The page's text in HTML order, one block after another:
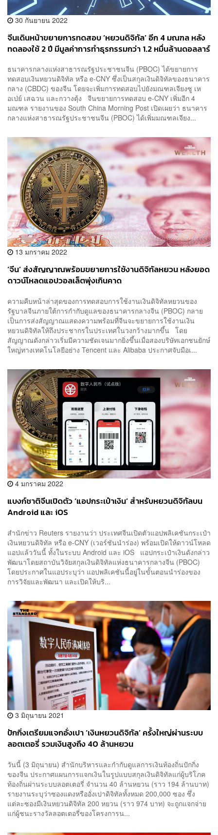
30 กันยายน 2022
จีนเดินหน้าขยายการทดสอบ ‘หยวนดิจิทัล’ อีก 4 มณฑล หลัง
ทดลองใช้ 2 ปี มีมูลค่าการทำธุรกรรมกว่า 1.2 หมื่นล้านดอลลาร์
ธนาคารกลางแห่งสาธารณรัฐประชาชนจีน (PBOC) ได้ขยายการ
ทดสอบเงินหยวนดิจิทัล หรือ e-CNY ซึ่งเป็นสกุลเงินดิจิทัลของธนาคาร
กลาง (CBDC) ของจีน โดยจะเพิ่มการทดสอบไปยังมณฑลเจียงซู เห
อเป่ย์ เสฉวน และกวางตุ้ง จีนขยายการทดสอบ e-CNY เพิ่มอีก 4
มณฑล รายงานของ South China Morning Post เปิดเผยว่า ธนาคาร
กลางแห่งสาธารณรัฐประชาชนจีน (PBOC) ได้เพิ่มมณฑลเจียง...
13 มกราคม 2022
‘จีน’ ส่งสัญญาณพร้อมขยายการใช้งานดิจิทัลหยวน หลังยอด
ดาวน์โหลดแอปวอลเล็ตพุ่งเกินคาด
ความคืบหน้าล่าสุดของการทดสอบการใช้งานเงินดิจิทัลหยวนของ
รัฐบาลจีนภายใต้การกำกับดูแลของธนาคารกลางจีน (PBOC) กลาย
เป็นการส่งสัญญาณแสดงความพร้อมที่จีนจะขยายการใช้งานเงิน
หยวนดิจิทัลให้ถึงประชากรในประเทศในวงกว้างมากขึ้น โดย
สัญญาณดังกล่าวเริ่มมีความชัดเจนมากยิ่งขึ้นเมื่อสองบริษัทเอกชนยักษ์
ใหญ่ทางเทคโนโลยีอย่าง Tencent และ Alibaba ประกาศจับมือเ...
4 มกราคม 2022
แบงก์ชาติจีนเปิดตัว ‘แอปกระเป๋าเงิน’ สำหรับหยวนดิจิทัลบน
Android และ iOS
สำนักข่าว Reuters รายงานว่า ประเทศจีนเปิดตัวแอปพลิเคชันกระเป๋า
เงินหยวนดิจิทัล หรือ e-CNY (เวอร์ชันนำร่อง) พร้อมเปิดให้ดาวน์โหลด
แอปแล้ววันนี้ ทั้งในระบบ Android และ iOS แอปกระเป๋าเงินดังกล่าว
พัฒนาโดยสถาบันวิจัยสกุลเงินดิจิทัลแห่งธนาคารกลางจีน (PBOC)
โดยประกาศในแอประบุว่า แอปพลิเคชันนี้อยู่ในขั้นตอนนำร่องของ
การวิจัยและพัฒนา และเปิดให้บริ...
3 มิถุนายน 2021
ปักกิ่งเตรียมแจกอั่งเปา ‘เงินหยวนดิจิทัล’ ครั้งใหญ่ผ่านระบบ
ลอตเตอรี่ รวมเงินสูงถึง 40 ล้านหยวน
วันนี้ (3 มิถุนายน) สำนักบริหารและกำกับดูแลการเงินท้องถิ่นปักกิ่ง
ของจีน ประกาศแผนการแจกเงินในรูปแบบสกุลเงินดิจิทัลแก่ผู้บริโภค
ท้องถิ่นผ่านระบบลอตเตอรี่ จำนวน 40 ล้านหยวน (ราว 194 ล้านบาท)
รายงานระบุว่าซองแดงหรืออั่งเปาดิจิทัลทั้งหมด 200,000 ซอง ซึ่ง
แต่ละซองมีเงินหยวนดิจิทัล 200 หยวน (ราว 974 บาท) จะถูกแจกจ่าย
แก่ผู้ชนะรางวัลลอตเตอรี่ของโครงการน...